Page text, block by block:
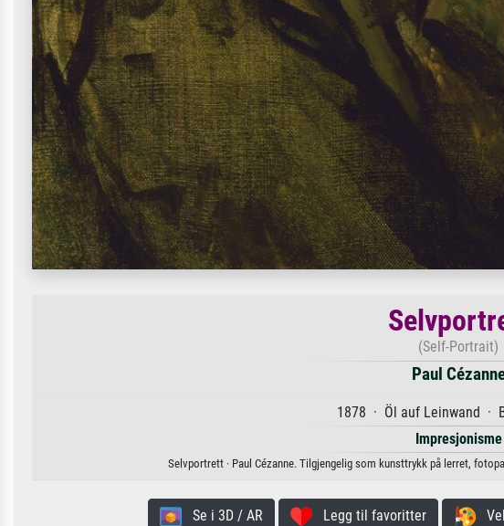
(Self-Portrait)
Paul
1878 · Öl auf Leinwand ·
Impresjonisme
Selvportrett · Paul Cézanne. Tilgjengelig som kunsttrykk på lerret,
Se i 3D / AR Legg til favoritter